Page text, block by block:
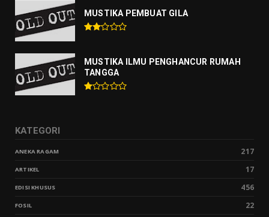
MUSTIKA PEMBUAT GILA
MUSTIKA ILMU PENGHANCUR RUMAH
TANGGA
KATEGORI
ANEKA RAGAM 217
ARTIKEL 17
EDISI KHUSUS 456
FOSIL 22